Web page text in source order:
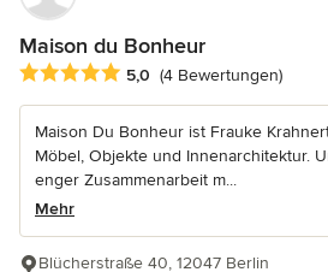
Maison du Bonheur
Durchschnittliche Bewertung: 5 von
5,0 (4 Bewertungen)
Maison Du Bonheur ist Frauke
Möbel, Objekte und Innenarchitektur.
enger Zusammenarbeit m...
Mehr
Blücherstraße 40, 12047 Berlin